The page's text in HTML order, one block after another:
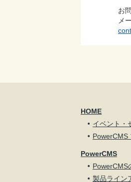
お
メ
HOME
イベント・
PowerCMS
PowerCMS
PowerCMS
製品ライン